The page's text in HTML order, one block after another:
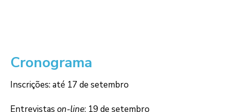
Cronograma
Inscrições: até 17 de setembro
Entrevistas on-line: 19 de setembro